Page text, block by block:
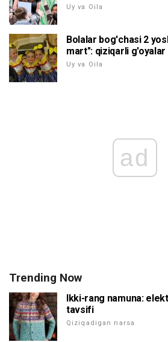
Uy va Oila
Bolalar bog'chasi 2
mart": qiziqarli g'oyalar
Uy va Oila
ad
Trending Now
Ikki-rang namuna:
tavsifi
Qiziqadigan narsa